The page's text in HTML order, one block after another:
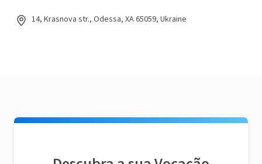
14, Krasnova str., Odessa, XA 65059, Ukraine